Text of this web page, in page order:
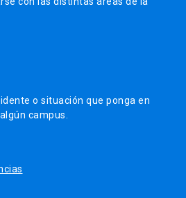
o situación que ponga en
campus.